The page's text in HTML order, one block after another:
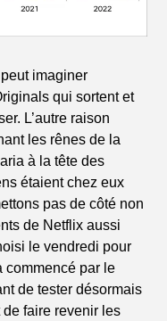
imaginer
qui sortent et
L’autre raison
les rênes de la
à la tête des
étaient chez eux
pas de côté non
de Netflix aussi
le vendredi pour
commencé par le
de tester désormais
faire revenir les